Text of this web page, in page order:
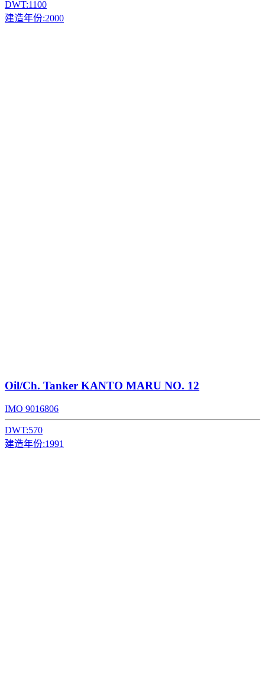
DWT:1100
建造年份:2000
Oil/Ch. Tanker KANTO MARU NO. 12
IMO 9016806
DWT:570
建造年份:1991